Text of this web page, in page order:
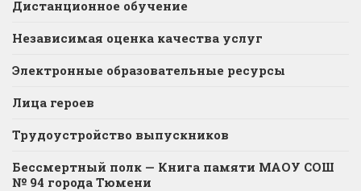
Дистанционное обучение
Независимая оценка качества услуг
Электронные образовательные ресурсы
Лица героев
Трудоустройство выпускников
Бессмертный полк — Книга памяти МАОУ СОШ
№ 94 города Тюмени